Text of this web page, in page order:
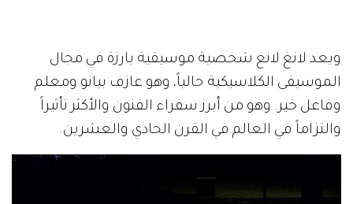
ويعد لانغ لانغ شخصية موسيقية بارزة في مجال
الموسيقى الكلاسيكية حالياً، وهو عازف بيانو ومعلم
وفاعل خير. وهو من أبرز سفراء الفنون والأكثر تأثيراً
والتزاماً في العالم في القرن الحادي والعشرين.